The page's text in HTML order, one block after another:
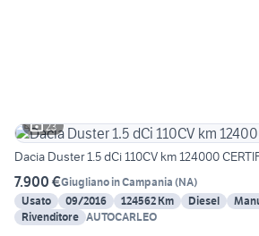
23
Dacia Duster 1.5 dCi 110CV km 124000
7.900 €Giugliano in Campania (NA)
Usato
09/2016 124562 Km Diesel
Rivenditore AUTOCARLEO